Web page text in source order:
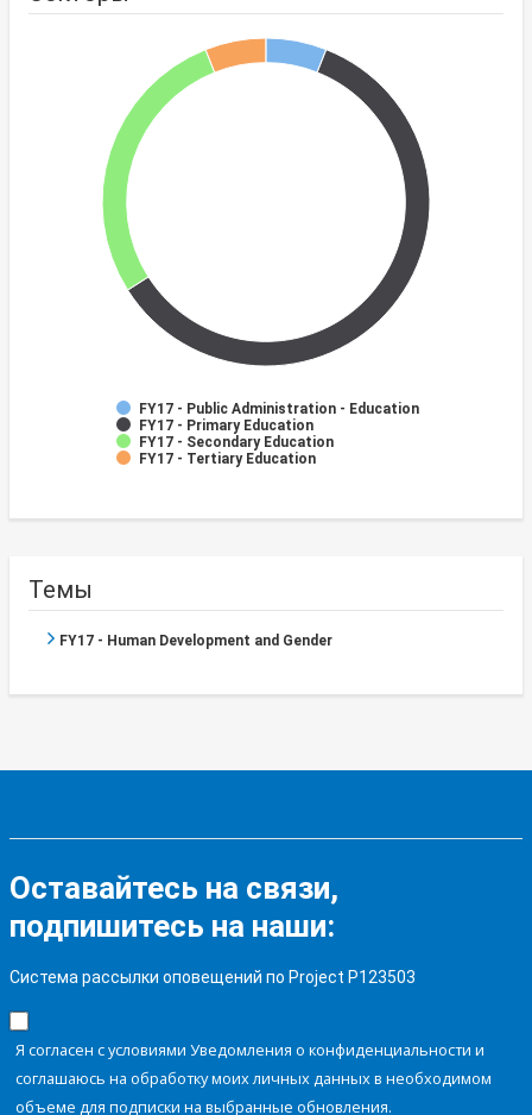
FY17 - Public Administration - Education
FY17 - Primary Education
FY17 - Secondary Education
FY17 - Tertiary Education
Темы
FY17 - Human Development and Gender
Оставайтесь на связи,
подпишитесь на наши:
Система рассылки оповещений по Project P123503
Я согласен с условиями Уведомления о конфиденциальности и
соглашаюсь на обработку моих личных данных в необходимом
объеме для подписки на выбранные обновления.